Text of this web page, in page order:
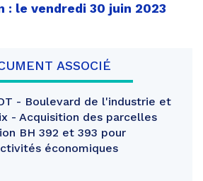
: le vendredi 30 juin 2023
ASSOCIÉ
- Boulevard de l'industrie et
- Acquisition des parcelles
BH 392 et 393 pour
économiques